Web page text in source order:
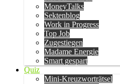
MoneyTalks
Sektenblog
Work in Progress
Top Job
Zugestiegen
Madame Energie
Smart gespart
Quiz
Mini-Kreuzworträtsel